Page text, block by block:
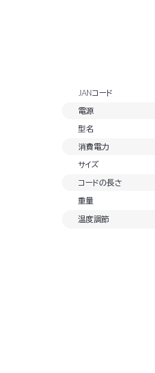
JANコード
電源
型名
消費電力
サイズ
コードの長さ
重量
温度調節